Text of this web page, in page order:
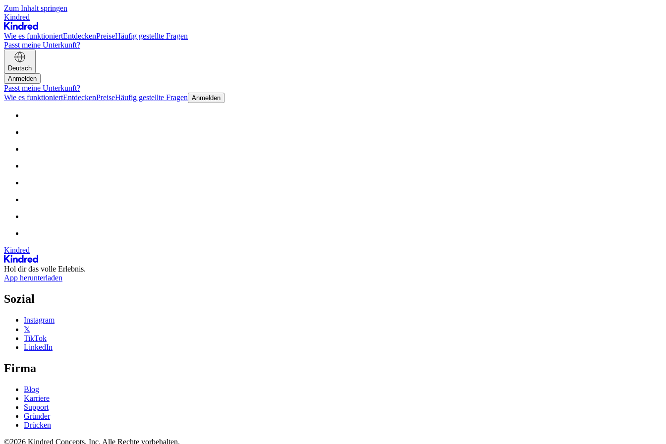
Zum Inhalt springen
Kindred
Wie es funktioniertEntdeckenPreiseHäufig gestellte Fragen
Passt meine Unterkunft?
Deutsch
Anmelden
Passt meine Unterkunft?
Wie es funktioniertEntdeckenPreiseHäufig gestellte Fragen Anmelden
Kindred
Hol dir das volle Erlebnis.
App herunterladen
Sozial
Instagram
𝕏
TikTok
LinkedIn
Firma
Blog
Karriere
Support
Gründer
Drücken
©2026 Kindred Concepts, Inc. Alle Rechte vorbehalten.